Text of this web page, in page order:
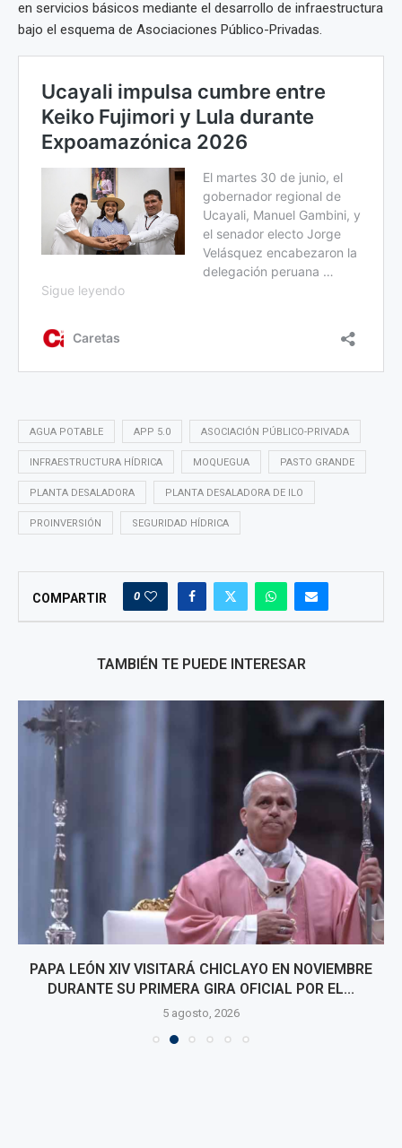
en servicios básicos mediante el desarrollo de infraestructura
bajo el esquema de Asociaciones Público-Privadas.
AGUA POTABLE APP 5.0 ASOCIACIÓN PÚBLICO-PRIVADA
INFRAESTRUCTURA HÍDRICA MOQUEGUA PASTO GRANDE
PLANTA DESALADORA PLANTA DESALADORA DE ILO
PROINVERSIÓN SEGURIDAD HÍDRICA
COMPARTIR 0
TAMBIÉN TE PUEDE INTERESAR
PAPA LEÓN XIV VISITARÁ CHICLAYO EN NOVIEMBRE
DURANTE SU PRIMERA GIRA OFICIAL POR EL...
5 agosto, 2026